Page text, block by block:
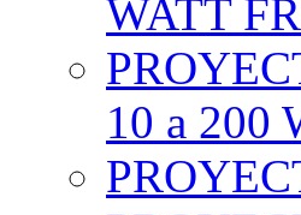
WATT
10 a 200